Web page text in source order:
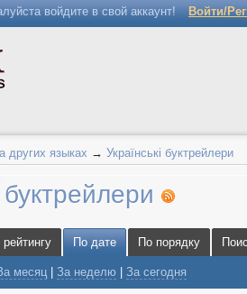
войдите в свой аккаунт! Войти/
других языках → Українські буктрейлери
буктрейлери
рейтингу По дате По порядку
месяц За неделю За сегодня